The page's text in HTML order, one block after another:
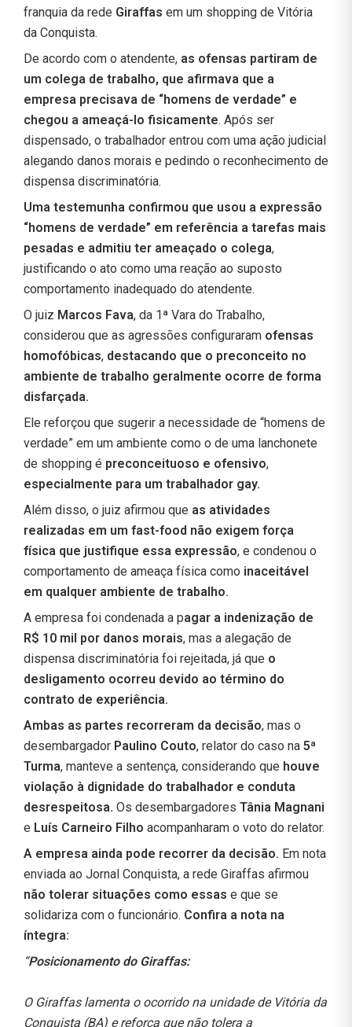
franquia da rede Giraffas em um shopping de Vitória
da Conquista.
De acordo com o atendente, as ofensas partiram de
um colega de trabalho, que afirmava que a
empresa precisava de “homens de verdade” e
chegou a ameaçá-lo fisicamente. Após ser
dispensado, o trabalhador entrou com uma ação judicial
alegando danos morais e pedindo o reconhecimento de
dispensa discriminatória.
Uma testemunha confirmou que usou a expressão
“homens de verdade” em referência a tarefas mais
pesadas e admitiu ter ameaçado o colega,
justificando o ato como uma reação ao suposto
comportamento inadequado do atendente.
O juiz Marcos Fava, da 1ª Vara do Trabalho,
considerou que as agressões configuraram ofensas
homofóbicas, destacando que o preconceito no
ambiente de trabalho geralmente ocorre de forma
disfarçada.
Ele reforçou que sugerir a necessidade de “homens de
verdade” em um ambiente como o de uma lanchonete
de shopping é preconceituoso e ofensivo,
especialmente para um trabalhador gay.
Além disso, o juiz afirmou que as atividades
realizadas em um fast-food não exigem força
física que justifique essa expressão, e condenou o
comportamento de ameaça física como inaceitável
em qualquer ambiente de trabalho.
A empresa foi condenada a pagar a indenização de
R$ 10 mil por danos morais, mas a alegação de
dispensa discriminatória foi rejeitada, já que o
desligamento ocorreu devido ao término do
contrato de experiência.
Ambas as partes recorreram da decisão, mas o
desembargador Paulino Couto, relator do caso na 5ª
Turma, manteve a sentença, considerando que houve
violação à dignidade do trabalhador e conduta
desrespeitosa. Os desembargadores Tânia Magnani
e Luís Carneiro Filho acompanharam o voto do relator.
A empresa ainda pode recorrer da decisão. Em nota
enviada ao Jornal Conquista, a rede Giraffas afirmou
não tolerar situações como essas e que se
solidariza com o funcionário. Confira a nota na
íntegra:
“Posicionamento do Giraffas:
O Giraffas lamenta o ocorrido na unidade de Vitória da
Conquista (BA) e reforça que não tolera a